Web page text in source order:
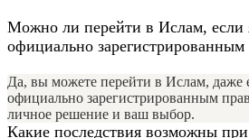
Можно ли перейти в Ислам, если
официально
Да, вы можете перейти в Ислам, даже
официально зарегистрированным
личное решение и ваш выбор.
Какие последствия возможны при